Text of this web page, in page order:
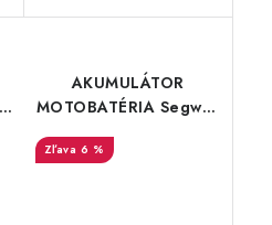
AKUMULÁTOR
MOTOBATÉRIA Segway
YTX30L-BS
6 %